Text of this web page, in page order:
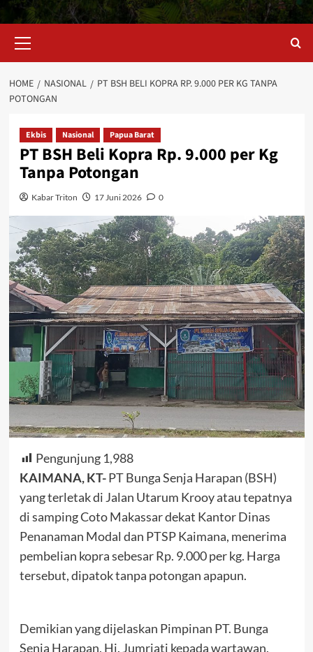
Menu
HOME NASIONAL
PT BSH BELI KOPRA RP. 9.000 PER KG TANPA
POTONGAN
Ekbis Nasional Papua Barat
PT BSH Beli Kopra Rp. 9.000 per Kg
Tanpa Potongan
Kabar Triton 17 Juni 2026 0
Pengunjung 1,988
KAIMANA, KT-PT Bunga Senja Harapan (BSH)
yang terletak di Jalan Utarum Krooy atau tepatnya
di samping Coto Makassar dekat Kantor Dinas
Penanaman Modal dan PTSP Kaimana, menerima
pembelian kopra sebesar Rp. 9.000 per kg. Harga
tersebut, dipatok tanpa potongan apapun.
Demikian yang dijelaskan Pimpinan PT. Bunga
Senja Harapan, Hj. Jumriati kepada wartawan,